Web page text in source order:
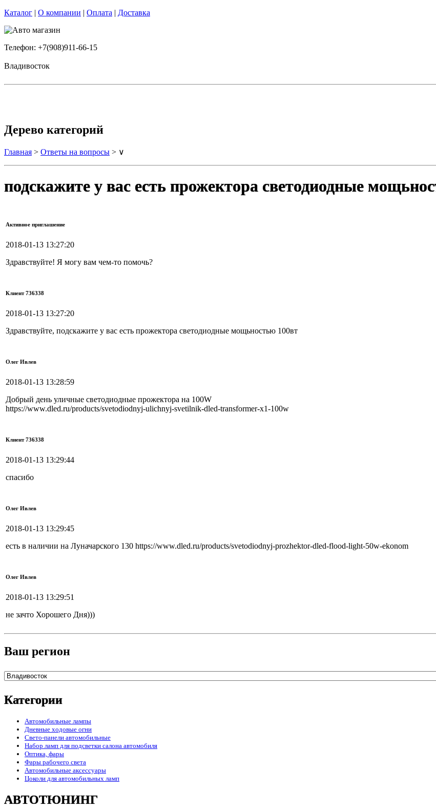
Каталог | О компании | Оплата | Доставка
Телефон: +7(908)911-66-15
Владивосток
Дерево категорий
Главная > Ответы на вопросы > ∨
подскажите у вас есть прожектора светодиодные
Активное приглашение
2018-01-13 13:27:20
Здравствуйте! Я могу вам чем-то помочь?
Клиент 736338
2018-01-13 13:27:20
Здравствуйте, подскажите у вас есть прожектора светодиодные мощьностью 100вт
Олег Ивлев
2018-01-13 13:28:59
Добрый день уличные светодиодные прожектора на 100W
https://www.dled.ru/products/svetodiodnyj-ulichnyj-svetilnik-dled-transformer-x1-100w
Клиент 736338
2018-01-13 13:29:44
спасибо
Олег Ивлев
2018-01-13 13:29:45
есть в наличии на Луначарского 130 https://www.dled.ru/products/svetodiodnyj-prozhektor-dled-flood-light-50w-ekonom
Олег Ивлев
2018-01-13 13:29:51
не зачто Хорошего Дня)))
Ваш регион
Категории
Автомобильные лампы
Дневные ходовые огни
Свето-панели автомобильные
Набор ламп для подсветки салона автомобиля
Оптика, фары
Фары рабочего света
Автомобильные аксессуары
Цоколи для автомобильных ламп
АВТОТЮНИНГ